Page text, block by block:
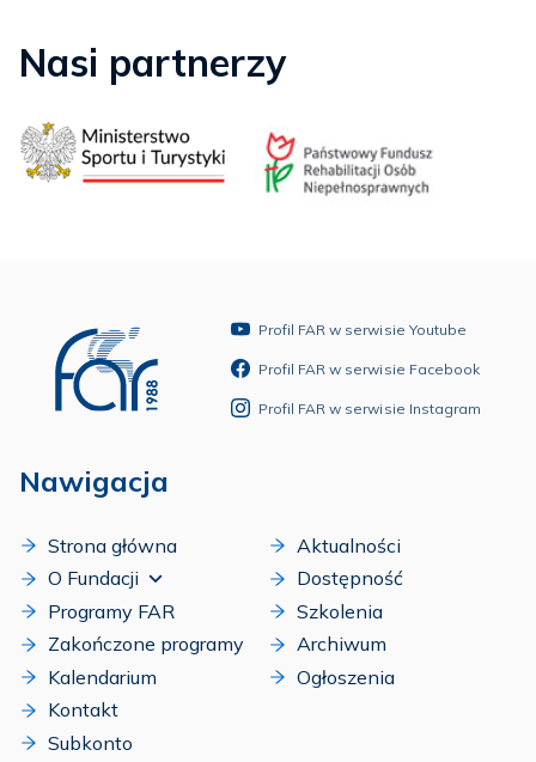
Nasi partnerzy
Profil FAR w serwisie Youtube
Profil FAR w serwisie Facebook
Profil FAR w serwisie Instagram
Nawigacja
Strona główna
O Fundacji
Programy FAR
Zakończone programy
Kalendarium
Kontakt
Subkonto
Aktualności
Dostępność
Szkolenia
Archiwum
Ogłoszenia